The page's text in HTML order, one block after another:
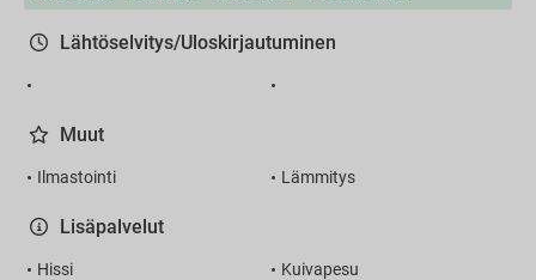
Lähtöselvitys/Uloskirjautuminen
Muut
Ilmastointi Lämmitys
Lisäpalvelut
Hissi
Kuivapesu